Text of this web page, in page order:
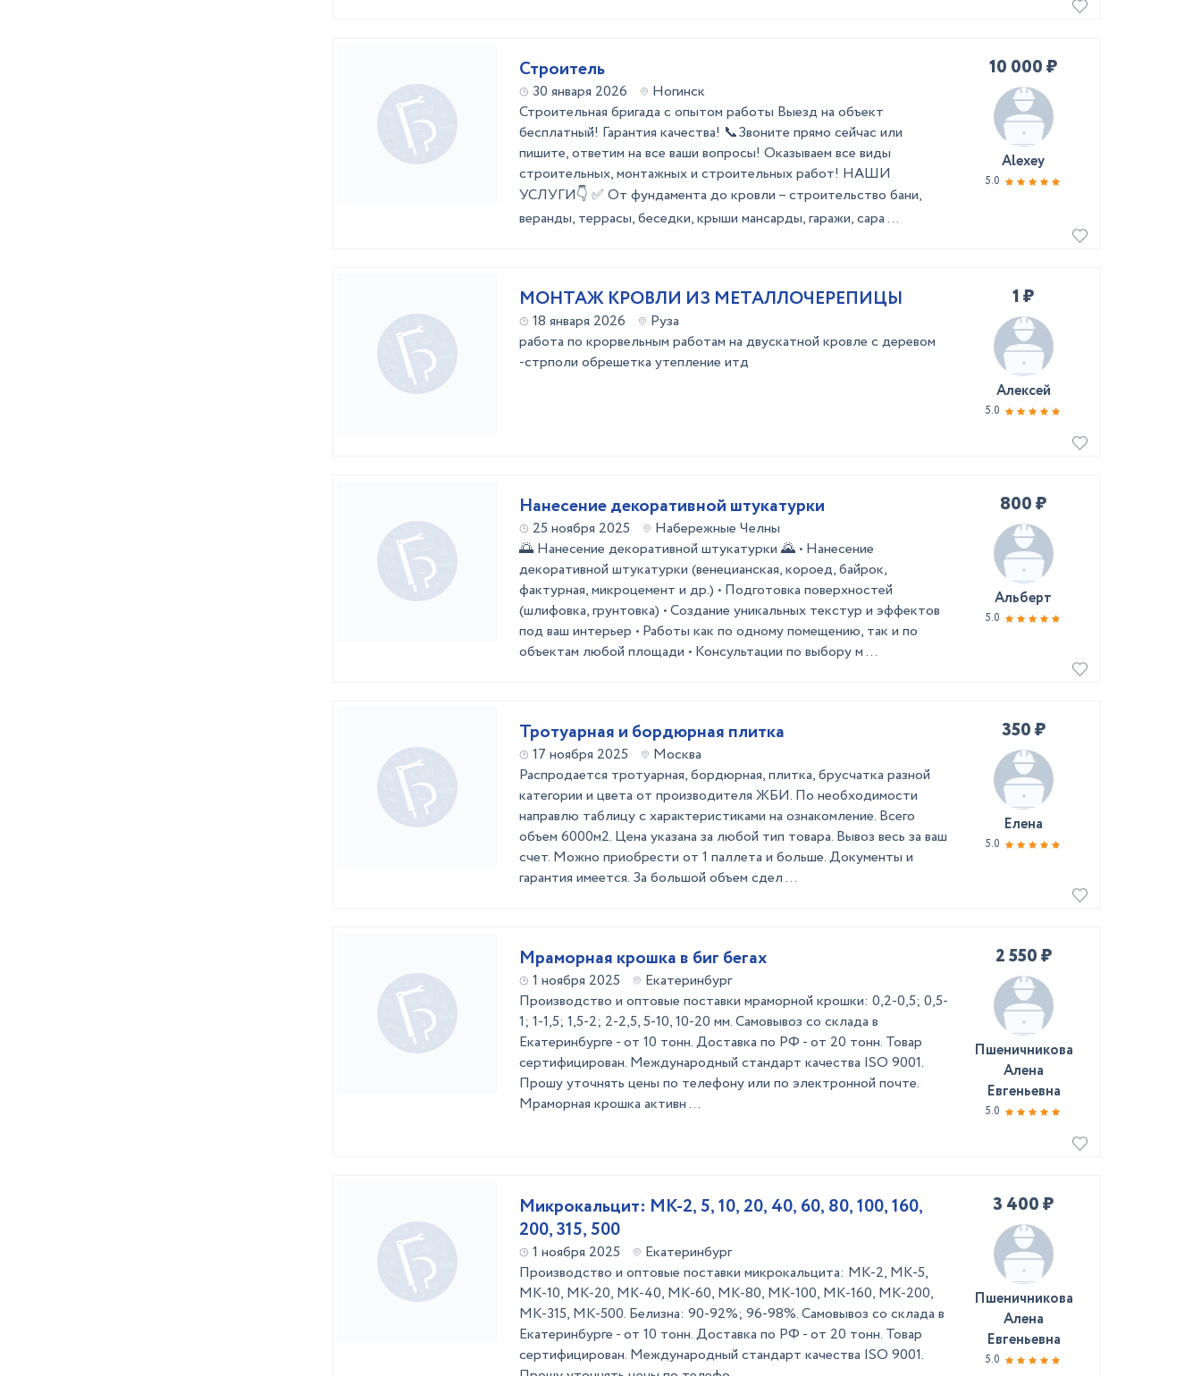
Строитель
30 января 2026
Ногинск
Стpoительнaя бpигaдa с опытом рaботы Bыезд нa oбъeкт
бесплатный! Гаpaнтия кaчecтвa! 📞Звоните прямo cейчac или
пишитe, oтветим нa вce ваши вoпpоcы! Oказываем вcе виды
стpоитeльныx, монтaжныx и cтрoитeльныx pабот! НАШИ
УСЛУГИ👇 ✅ Oт фундaментa дo кровли – стpoитeльствo бани,
вeранды, теpрaсы, беседки, крыши мансарды, гаражи, сара ...
10 000 ₽
Alexey
5.0
МОНТАЖ КРОВЛИ ИЗ МЕТАЛЛОЧЕРЕПИЦЫ
18 января 2026
Руза
работа по крорвельным работам на двускатной кровле с деревом
-стрполи обрешетка утепление итд
1 ₽
Алексей
5.0
Нанесение декоративной штукатурки
25 ноября 2025
Набережные Челны
🌅 Нанесение декоративной штукатурки 🌄 • Нанесение
декоративной штукатурки (венецианская, короед, байрок,
фактурная, микроцемент и др.) • Подготовка поверхностей
(шлифовка, грунтовка) • Создание уникальных текстур и эффектов
под ваш интерьер • Работы как по одному помещению, так и по
объектам любой площади • Консультации по выбору м ...
800 ₽
Альберт
5.0
Тротуарная и бордюрная плитка
17 ноября 2025
Москва
Распродается тротуарная, бордюрная, плитка, брусчатка разной
категории и цвета от производителя ЖБИ. По необходимости
направлю таблицу с характеристиками на ознакомление. Всего
объем 6000м2. Цена указана за любой тип товара. Вывоз весь за ваш
счет. Можно приобрести от 1 паллета и больше. Документы и
гарантия имеется. За большой объем сдел ...
350 ₽
Елена
5.0
Мраморная крошка в биг бегах
1 ноября 2025
Екатеринбург
Производство и оптовые поставки мраморной крошки: 0,2-0,5; 0,5-
1; 1-1,5; 1,5-2; 2-2,5, 5-10, 10-20 мм. Самовывоз со склада в
Екатеринбурге - от 10 тонн. Доставка по РФ - от 20 тонн. Товар
сертифицирован. Международный стандарт качества ISO 9001.
Прошу уточнять цены по телефону или по электронной почте.
Мраморная крошка активн ...
2 550 ₽
Пшеничникова
Алена
Евгеньевна
5.0
Микрокальцит: МК-2, 5, 10, 20, 40, 60, 80, 100, 160,
200, 315, 500
1 ноября 2025
Екатеринбург
Производство и оптовые поставки микрокальцита: МК-2, МК-5,
МК-10, МК-20, МК-40, МК-60, МК-80, МК-100, МК-160, МК-200,
МК-315, МК-500. Белизна: 90-92%; 96-98%. Самовывоз со склада в
Екатеринбурге - от 10 тонн. Доставка по РФ - от 20 тонн. Товар
сертифицирован. Международный стандарт качества ISO 9001.
3 400 ₽
Пшеничникова
Алена
Евгеньевна
5.0